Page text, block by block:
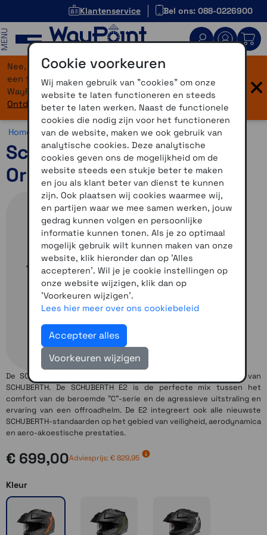
Klantenservice Bel ons: 088-0226900
Nee, je bent niet verdwaald! Onze website heeft
een flinke upgrade gekregen. Dezelfde vertrouwde
WayPoint-service, maar dan in een modern jasje.
Ontdek hier wat er allemaal nieuw is.
×
Home >Motor >Helmen >Schuberth E2
Schuberth E2 Explorer
Oranje 59
De SCHUBERTH E2 is de tweede generatie avonturenhelmen van
SCHUBERTH. De SCHUBERTH E2 is de perfecte mix tussen het
comfort van de beroemde "C"-serie en de agressieve uitstraling en
ervaring van een offroadhelm. De E2 integreert ook alle nieuwste
SCHUBERTH-standaarden op het gebied van veiligheid, aerodynamica
en aero-akoestische prestaties.
€ 699,00Adviesprijs: € 829,95
Kleur
Cookie voorkeuren
Wij maken gebruik van "cookies" om onze
website te laten functioneren en steeds
beter te laten werken. Naast de functionele
cookies die nodig zijn voor het functioneren
van de website, maken we ook gebruik van
analytische cookies. Deze analytische
cookies geven ons de mogelijkheid om de
website steeds een stukje beter te maken
en jou als klant beter van dienst te kunnen
zijn. Ook plaatsen wij cookies waarmee wij,
en partijen waar we mee samen werken, jouw
gedrag kunnen volgen en persoonlijke
informatie kunnen tonen. Als je zo optimaal
mogelijk gebruik wilt kunnen maken van onze
website, klik hieronder dan op 'Alles
accepteren'. Wil je je cookie instellingen op
onze website wijzigen, klik dan op
'Voorkeuren wijzigen'.
Lees hier meer over ons cookiebeleid
Accepteer alles
Voorkeuren wijzigen